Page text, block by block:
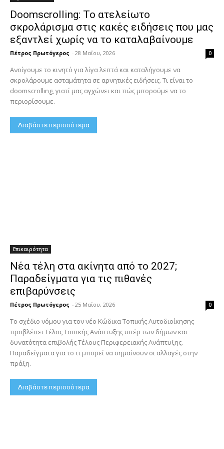
Doomscrolling: Το ατελείωτο
σκρολάρισμα στις κακές ειδήσεις που μας
εξαντλεί χωρίς να το καταλαβαίνουμε
Πέτρος Πρωτόγερος - 28 Μαΐου, 2026 0
Ανοίγουμε το κινητό για λίγα λεπτά και καταλήγουμε να
σκρολάρουμε ασταμάτητα σε αρνητικές ειδήσεις. Τι είναι το
doomscrolling, γιατί μας αγχώνει και πώς μπορούμε να το
περιορίσουμε.
Διαβάστε περισσότερα
Επικαιρότητα
Νέα τέλη στα ακίνητα από το 2027;
Παραδείγματα για τις πιθανές
επιβαρύνσεις
Πέτρος Πρωτόγερος - 25 Μαΐου, 2026 0
Το σχέδιο νόμου για τον νέο Κώδικα Τοπικής Αυτοδιοίκησης
προβλέπει Τέλος Τοπικής Ανάπτυξης υπέρ των δήμων και
δυνατότητα επιβολής Τέλους Περιφερειακής Ανάπτυξης.
Παραδείγματα για το τι μπορεί να σημαίνουν οι αλλαγές στην
πράξη.
Διαβάστε περισσότερα